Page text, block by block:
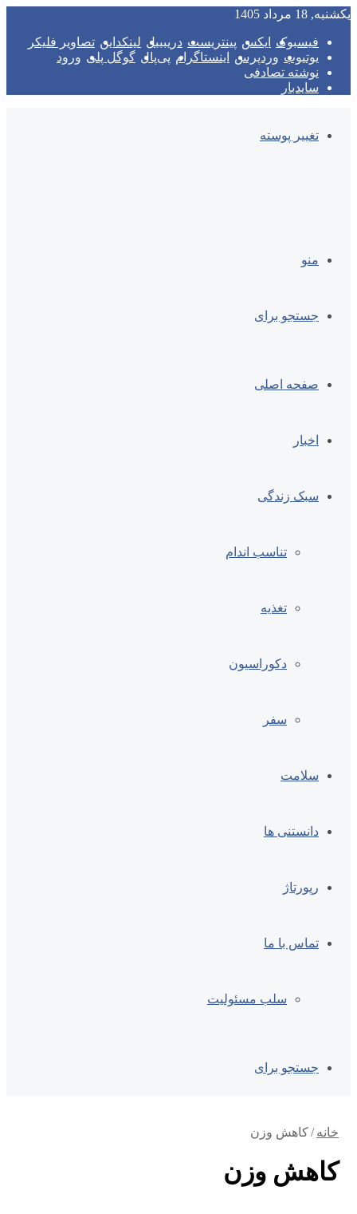
یکشنبه, 18 مرداد 1405
فیسبوک ایکس پینتریست دریبببل لینکداین تصاویر فلیکر
یوتیوب وردپرس اینستاگرام پی‌پال گوگل پلی
ورود
نوشته تصادفی
سایدبار
تغییر پوسته
منو
جستجو برای
صفحه اصلی
اخبار
سبک زندگی
تناسب اندام
تغذیه
دکوراسیون
سفر
سلامت
دانستنی ها
رپورتاژ
تماس با ما
سلب مسئولیت
جستجو برای
خانه / کاهش وزن
کاهش وزن